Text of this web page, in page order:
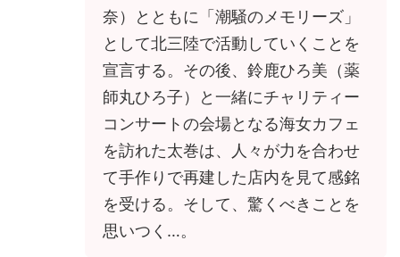
奈）とともに「潮騒のメモリーズ」
として北三陸で活動していくことを
宣言する。その後、鈴鹿ひろ美（薬
師丸ひろ子）と一緒にチャリティー
コンサートの会場となる海女カフェ
を訪れた太巻は、人々が力を合わせ
て手作りで再建した店内を見て感銘
を受ける。そして、驚くべきことを
思いつく…。